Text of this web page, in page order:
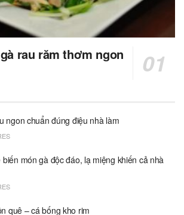
rau răm thơm ngon
ngon chuẩn đúng điệu nhà làm
biến món gà độc đáo, lạ miệng khiến cả nhà
quê – cá bống kho rim